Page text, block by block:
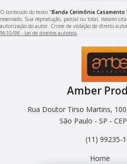
O conteúdo do texto "Banda Cerimônia Casamento
reservado. Sua reprodução, parcial ou total, mesmo
autorização do autor. Crime de violação de direito
9610/98 - Lei de direitos autorais
Amber
Rua Doutor Tirso Martins,
São Paulo - SP -
(11) 99235-
Home